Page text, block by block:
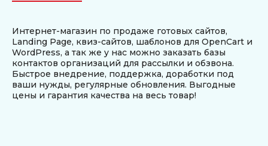
Интернет-магазин по продаже готовых сайтов,
Landing Page, квиз-сайтов, шаблонов для OpenCart и
WordPress, а так же у нас можно заказать базы
контактов организаций для рассылки и обзвона.
Быстрое внедрение, поддержка, доработки под
ваши нужды, регулярные обновления. Выгодные
цены и гарантия качества на весь товар!